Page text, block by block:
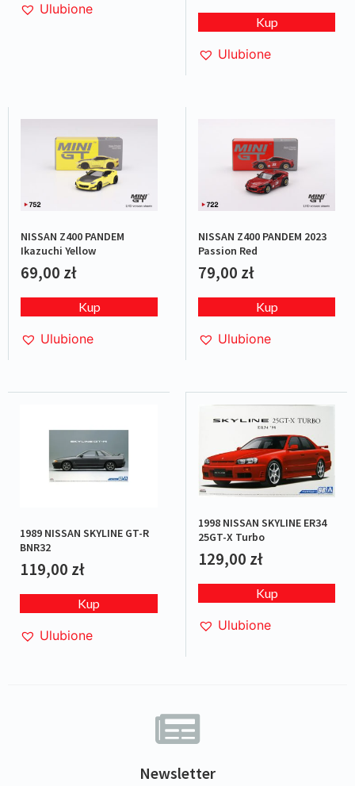
Newsletter
Ulubione
Kup
Ulubione
NISSAN Z400 PANDEM
Ikazuchi Yellow
69,00 zł
Kup
Ulubione
NISSAN Z400 PANDEM 2023
Passion Red
79,00 zł
Kup
Ulubione
1989 NISSAN SKYLINE GT-R
BNR32
119,00 zł
Kup
Ulubione
1998 NISSAN SKYLINE ER34
25GT-X Turbo
129,00 zł
Kup
Ulubione